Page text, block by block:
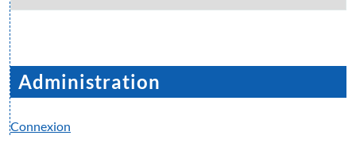
Administration
Connexion